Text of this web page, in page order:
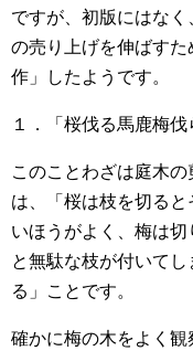
ですが、初版にはな
の売り上げを伸ばす
作」したようです。
１．「桜伐る馬鹿梅
このことわざは庭木
は、「桜は枝を切る
いほうがよく、梅は
と無駄な枝が付いて
る」ことです。
確かに梅の木をよく観